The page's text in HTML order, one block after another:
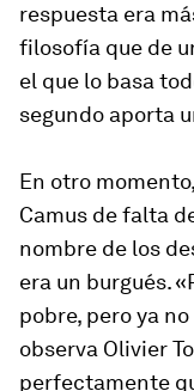
respuesta era
filosofía que de
el que lo basa
segundo aporta
En otro
Camus de falta
nombre de los
era un burgués.
pobre, pero ya
observa Olivier
perfectamente